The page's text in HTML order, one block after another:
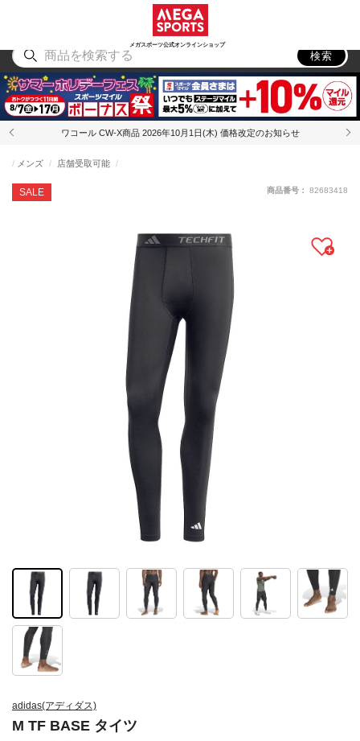
メガスポーツ公式オンラインショップ
アウトドア
検索
ワコール CW-X商品 2026年10月1日(木) 価格改定のお知らせ
adidas(アディダス)
M TF BASE タイツ
SALE
メンズ 店舗受取可能
商品番号： 82683418